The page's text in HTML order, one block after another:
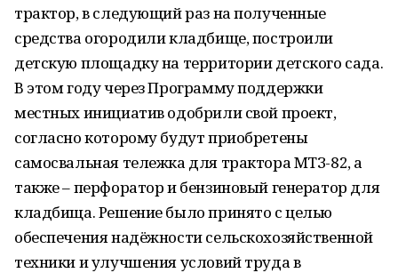
трактор, в следующий раз на полученные
средства огородили кладбище, построили
детскую площадку на территории детского сада.
В этом году через Программу поддержки
местных инициатив одобрили свой проект,
согласно которому будут приобретены
самосвальная тележка для трактора МТЗ-82, а
также – перфоратор и бензиновый генератор для
кладбища. Решение было принято с целью
обеспечения надёжности сельскохозяйственной
техники и улучшения условий труда в